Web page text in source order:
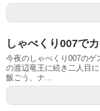
しゃべくり007で
今夜のしゃべくり007の
の渡辺竜王に続き二人目
飯ごう、ナ...